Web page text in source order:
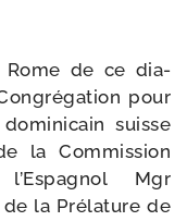
Rome de ce dia­
pour
suisse
la Commission
Mgr
de la Prélature de